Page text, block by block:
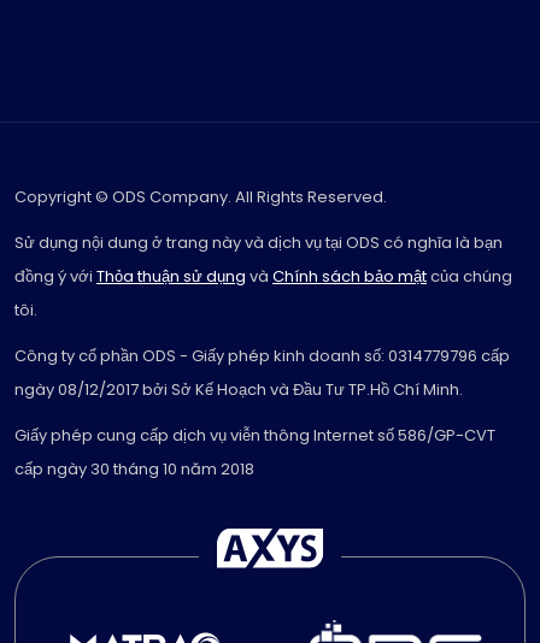
Copyright © ODS Company. All Rights Reserved.
Sử dụng nội dung ở trang này và dịch vụ tại ODS có nghĩa là bạn
đồng ý với Thỏa thuận sử dụng và Chính sách bảo mậtcủa chúng
tôi.
Công ty cổ phần ODS - Giấy phép kinh doanh số: 0314779796 cấp
ngày 08/12/2017 bởi Sở Kế Hoạch và Đầu Tư TP.Hồ Chí Minh.
Giấy phép cung cấp dịch vụ viễn thông Internet số 586/GP-CVT
cấp ngày 30 tháng 10 năm 2018